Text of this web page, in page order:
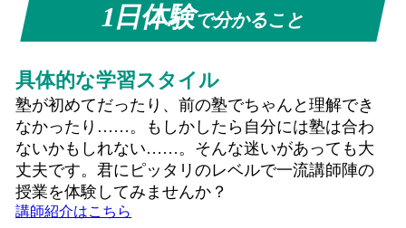
1日体験で分かること
具体的な学習スタイル
塾が初めてだったり、前の塾でちゃんと理解でき
なかったり……。もしかしたら自分には塾は合わ
ないかもしれない……。そんな迷いがあっても大
丈夫です。君にピッタリのレベルで一流講師陣の
授業を体験してみませんか？
講師紹介はこちら